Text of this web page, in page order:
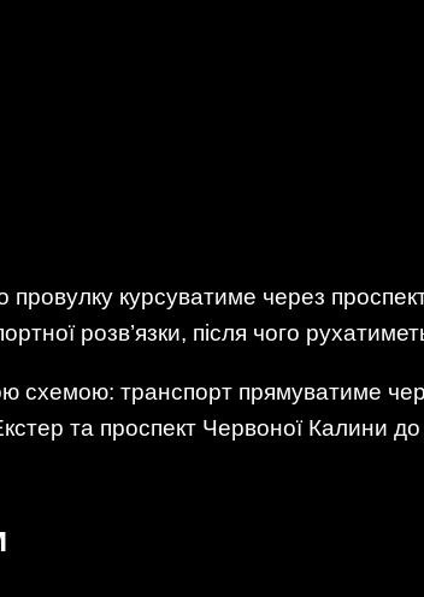
провулку курсуватиме через
розв’язки, після чого
схемою: транспорт прямуватиме
та проспект Червоної Калини